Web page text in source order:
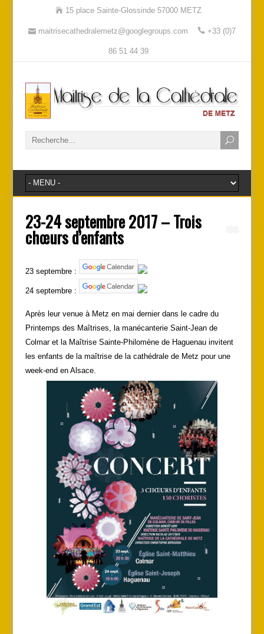
15 place Sainte-Glossinde 57000 METZ
maitrisecathedralemetz@googlegroups.com +33 (0)7
86 51 44 39
23-24 septembre 2017 – Trois
chœurs d’enfants
23 septembre :
24 septembre :
Après leur venue à Metz en mai dernier dans le cadre du
Printemps des Maîtrises, la manécanterie Saint-Jean de
Colmar et la Maîtrise Sainte-Philomène de Haguenau invitent
les enfants de la maîtrise de la cathédrale de Metz pour une
week-end en Alsace.